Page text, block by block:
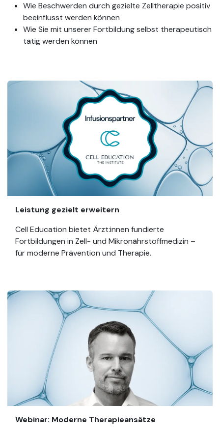
Wie Beschwerden durch gezielte Zelltherapie positiv
beeinflusst werden können
Wie Sie mit unserer Fortbildung selbst therapeutisch
tätig werden können
Leistung gezielt erweitern
Cell Education bietet Ärzt:innen fundierte
Fortbildungen in Zell- und Mikronährstoffmedizin –
für moderne Prävention und Therapie.
Webinar: Moderne Therapieansätze